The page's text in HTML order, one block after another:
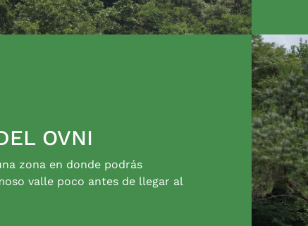
OVNI
zona en donde podrás
valle poco antes de llegar al